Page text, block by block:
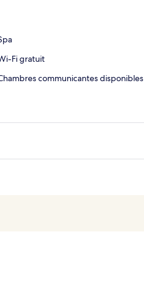
Fi gratuit
communicantes disponibles